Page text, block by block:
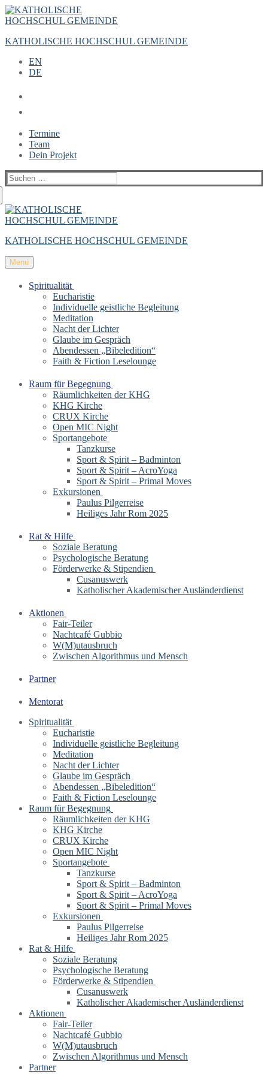
Zum
Inhalt
Menü
Schließen
KATHOLISCHE HOCHSCHUL GEMEINDE
EN
DE
Termine
Team
Dein Projekt
Suchen
nach:
KATHOLISCHE HOCHSCHUL GEMEINDE
Menü
Spiritualität
Eucharistie
Individuelle geistliche Begleitung
Meditation
Nacht der Lichter
Glaube im Gespräch
Abendessen „Bibeledition“
Faith & Fiction Leselounge
Raum für Begegnung
Räumlichkeiten der KHG
KHG Kirche
CRUX Kirche
Open MIC Night
Sportangebote
Tanzkurse
Sport & Spirit – Badminton
Sport & Spirit – AcroYoga
Sport & Spirit – Primal Moves
Exkursionen
Paulus Pilgerreise
Heiliges Jahr Rom 2025
Rat & Hilfe
Soziale Beratung
Psychologische Beratung
Förderwerke & Stipendien
Cusanuswerk
Katholischer Akademischer Ausländerdienst
Aktionen
Fair-Teiler
Nachtcafé Gubbio
W(M)utausbruch
Zwischen Algorithmus und Mensch
Partner
Mentorat
Spiritualität
Eucharistie
Individuelle geistliche Begleitung
Meditation
Nacht der Lichter
Glaube im Gespräch
Abendessen „Bibeledition“
Faith & Fiction Leselounge
Raum für Begegnung
Räumlichkeiten der KHG
KHG Kirche
CRUX Kirche
Open MIC Night
Sportangebote
Tanzkurse
Sport & Spirit – Badminton
Sport & Spirit – AcroYoga
Sport & Spirit – Primal Moves
Exkursionen
Paulus Pilgerreise
Heiliges Jahr Rom 2025
Rat & Hilfe
Soziale Beratung
Psychologische Beratung
Förderwerke & Stipendien
Cusanuswerk
Katholischer Akademischer Ausländerdienst
Aktionen
Fair-Teiler
Nachtcafé Gubbio
W(M)utausbruch
Zwischen Algorithmus und Mensch
Partner